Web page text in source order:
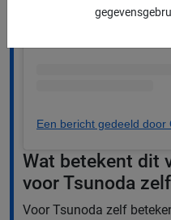
Wat betekent dit
voor Tsunoda
Voor Tsunoda zelf